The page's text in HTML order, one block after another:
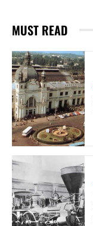
MUST READ